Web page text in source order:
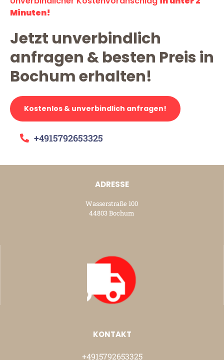
Minuten!
Jetzt unverbindlich
anfragen & besten Preis in
Bochum erhalten!
Kostenlos & unverbindlich anfragen!
+4915792653325
ADRESSE
Wasserstraße 100
44803 Bochum
KONTAKT
+4915792653325